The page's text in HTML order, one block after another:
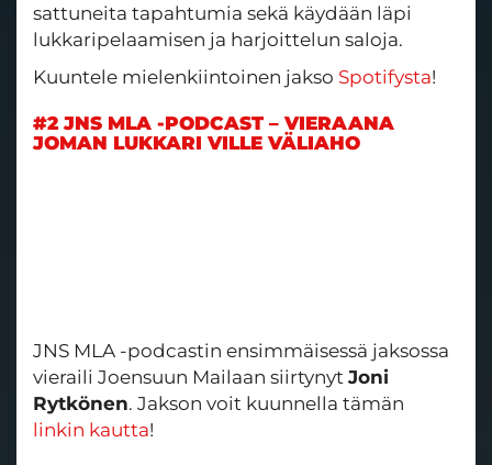
sattuneita tapahtumia sekä käydään läpi
lukkaripelaamisen ja harjoittelun saloja.
Kuuntele mielenkiintoinen jakso Spotifysta!
#2 JNS MLA -PODCAST – VIERAANA
JOMAN LUKKARI VILLE VÄLIAHO
JNS MLA -podcastin ensimmäisessä jaksossa
vieraili Joensuun Mailaan siirtynyt Joni
Rytkönen. Jakson voit kuunnella tämän
linkin kautta!